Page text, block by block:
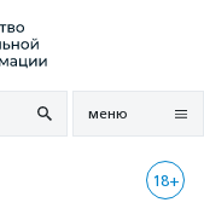
меню
18+